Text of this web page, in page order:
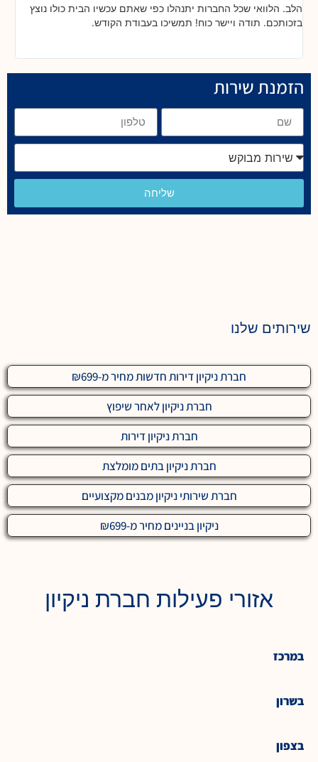
הלב. הלוואי שכל החברות יתנהלו כפי שאתם עכשיו הבית כולו נוצץ
בזכותכם. תודה ויישר כוח! תמשיכו בעבודת הקודש.
הזמנת שירות
שליחה
שירותים שלנו
חברת ניקיון דירות חדשות מחיר מ-₪699
חברת ניקיון לאחר שיפוץ
חברת ניקיון דירות
חברת ניקיון בתים מומלצת
חברת שירותי ניקיון מבנים מקצועיים
ניקיון בניינים מחיר מ-₪699
אזורי פעילות חברת ניקיון
במרכז
בשרון
בצפון